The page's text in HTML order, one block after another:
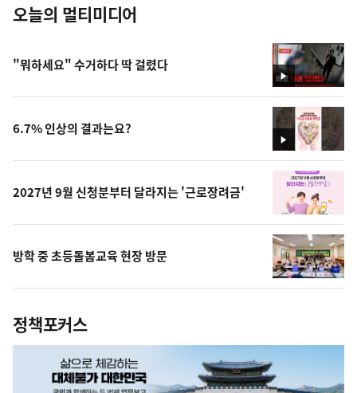
오늘의 멀티미디어
영
상
"뭐하세요" 수거하다 딱 걸렸다
영
상
6.7% 인상의 결과는요?
2027년 9월 신청분부터 달라지는 '근로장려금'
방학 중 초등돌봄교육 현장 방문
정책포커스